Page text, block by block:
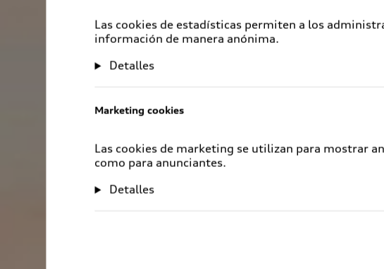
Las cookies de estadísticas permiten a los
información de manera anónima.
Detalles
Marketing cookies
Las cookies de marketing se utilizan para mostrar
como para anunciantes.
Detalles